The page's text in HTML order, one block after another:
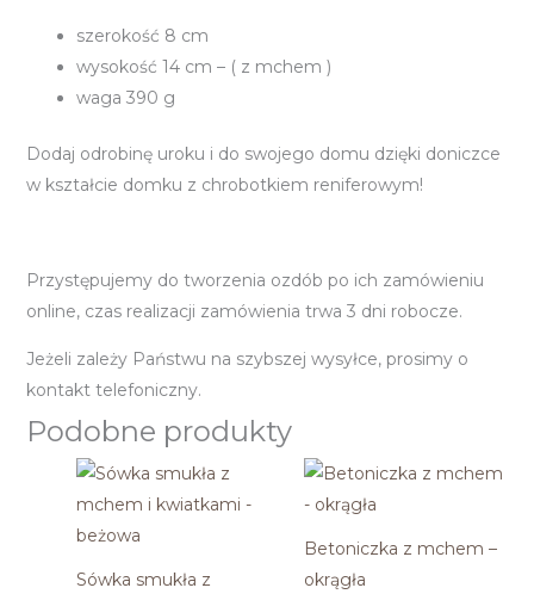
szerokość 8 cm
wysokość 14 cm – ( z mchem )
waga 390 g
Dodaj odrobinę uroku i do swojego domu dzięki doniczce
w kształcie domku z chrobotkiem reniferowym!
Przystępujemy do tworzenia ozdób po ich zamówieniu
online, czas realizacji zamówienia trwa 3 dni robocze.
Jeżeli zależy Państwu na szybszej wysyłce, prosimy o
kontakt telefoniczny.
Podobne produkty
Sówka smukła z
Betoniczka z mchem –
okrągła